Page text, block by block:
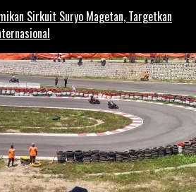
Sirkuit Suryo Magetan, Targetkan